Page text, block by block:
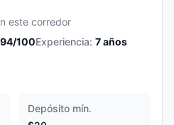
este corredor
94/100Experiencia: 7años
Depósito mín.